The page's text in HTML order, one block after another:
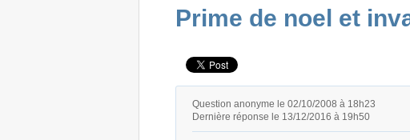
Prime de noel et
Question anonyme le 02/10/2008 à 18h23
Dernière réponse le 13/12/2016 à 19h50